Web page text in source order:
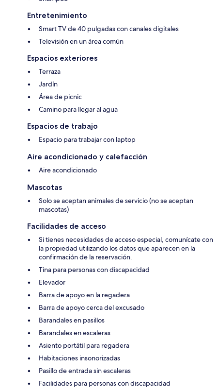
Entretenimiento
Smart TV de 40 pulgadas con canales digitales
Televisión en un área común
Espacios exteriores
Terraza
Jardín
Área de picnic
Camino para llegar al agua
Espacios de trabajo
Espacio para trabajar con laptop
Aire acondicionado y calefacción
Aire acondicionado
Mascotas
Solo se aceptan animales de servicio (no se aceptan
mascotas)
Facilidades de acceso
Si tienes necesidades de acceso especial, comunícate con
la propiedad utilizando los datos que aparecen en la
confirmación de la reservación.
Tina para personas con discapacidad
Elevador
Barra de apoyo en la regadera
Barra de apoyo cerca del excusado
Barandales en pasillos
Barandales en escaleras
Asiento portátil para regadera
Habitaciones insonorizadas
Pasillo de entrada sin escaleras
Facilidades para personas con discapacidad